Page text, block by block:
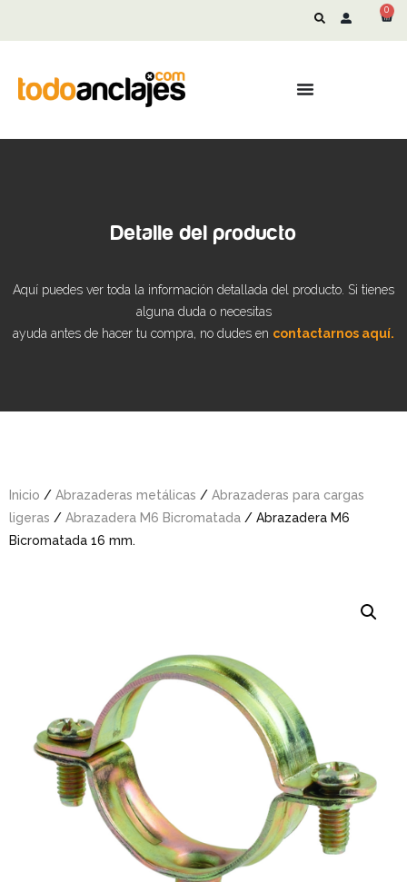
0
Detalle del producto
Aquí puedes ver toda la información detallada del producto. Si tienes
alguna duda o necesitas
ayuda antes de hacer tu compra, no dudes en contactarnos aquí.
Inicio / Abrazaderas metálicas / Abrazaderas para cargas
ligeras / Abrazadera M6 Bicromatada / Abrazadera M6
Bicromatada 16 mm.